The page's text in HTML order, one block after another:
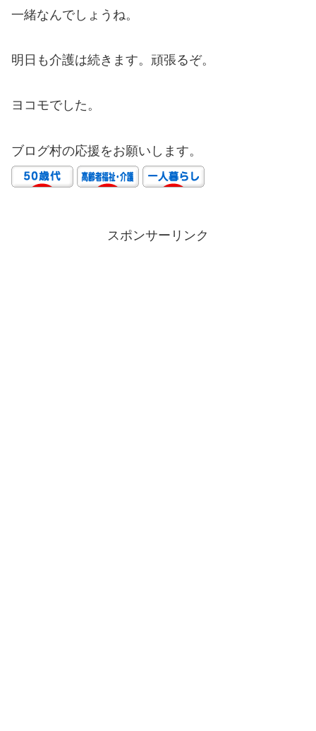
一緒なんでしょうね。
明日も介護は続きます。頑張るぞ。
ヨコモでした。
ブログ村の応援をお願いします。
スポンサーリンク